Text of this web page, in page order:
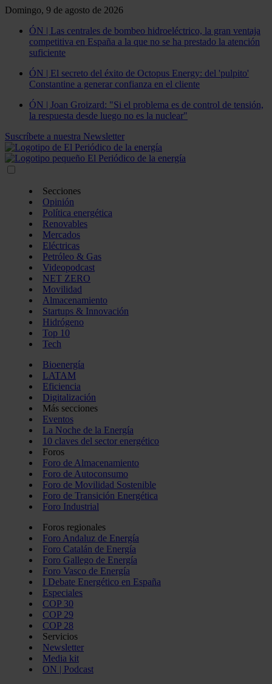
Domingo, 9 de agosto de 2026
ÓN | Las centrales de bombeo hidroeléctrico, la gran ventaja
competitiva en España a la que no se ha prestado la atención
suficiente
ÓN | El secreto del éxito de Octopus Energy: del 'pulpito'
Constantine a generar confianza en el cliente
ÓN | Joan Groizard: "Si el problema es de control de tensión,
la respuesta desde luego no es la nuclear"
Suscríbete a nuestra Newsletter
Secciones
Opinión
Política energética
Renovables
Mercados
Eléctricas
Petróleo & Gas
Videopodcast
NET ZERO
Movilidad
Almacenamiento
Startups & Innovación
Hidrógeno
Top 10
Tech
Bioenergía
LATAM
Eficiencia
Digitalización
Más secciones
Eventos
La Noche de la Energía
10 claves del sector energético
Foros
Foro de Almacenamiento
Foro de Autoconsumo
Foro de Movilidad Sostenible
Foro de Transición Energética
Foro Industrial
Foros regionales
Foro Andaluz de Energía
Foro Catalán de Energía
Foro Gallego de Energía
Foro Vasco de Energía
I Debate Energético en España
Especiales
COP 30
COP 29
COP 28
Servicios
Newsletter
Media kit
ON | Podcast